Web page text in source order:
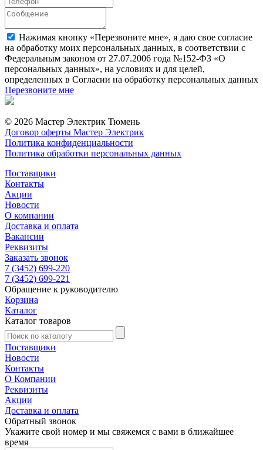
Нажимая кнопку «Перезвоните мне», я даю свое согласие
на обработку моих персональных данных, в соответствии с
Федеральным законом от 27.07.2006 года №152-ФЗ «О
персональных данных», на условиях и для целей,
определенных в Согласии на обработку персональных данных
Перезвоните мне
© 2026 Мастер Электрик Тюмень
Договор оферты Мастер Электрик
Политика конфиденциальности
Политика обработки персональных данных
Поставщики
Контакты
Акции
Новости
О компании
Доставка и оплата
Вакансии
Реквизиты
Заказать звонок
7 (3452) 699-220
7 (3452) 699-221
Обращение к руководителю
Корзина
Каталог
Каталог товаров
Поставщики
Новости
Контакты
О Компании
Реквизиты
Акции
Доставка и оплата
Обратный звонок
Укажите свой номер и мы свяжемся с вами в ближайшее
время